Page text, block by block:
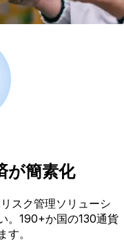
が簡素化
スク管理ソリューシ
。190+か国の130通貨
。